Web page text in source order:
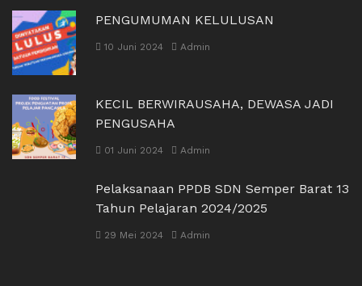
PENGUMUMAN KELULUSAN
10 Juni 2024 Admin
KECIL BERWIRAUSAHA, DEWASA JADI
PENGUSAHA
01 Juni 2024 Admin
Pelaksanaan PPDB SDN Semper Barat 13
Tahun Pelajaran 2024/2025
29 Mei 2024 Admin